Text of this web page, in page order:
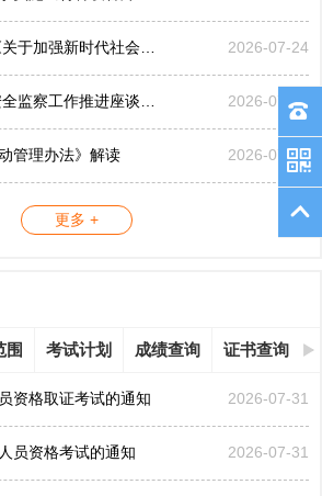
中共中央 国务院印发《关于加强新时代社会工作的意见》 2026-07-24
2026年全国特种设备安全监察工作推进座谈会在黑龙江哈... 2026-07-21
管理办法》解读 2026-07-17
更多 +
围 考试计划 成绩查询 证书查询
资格取证考试的通知 2026-07-31
员资格考试的通知 2026-07-31